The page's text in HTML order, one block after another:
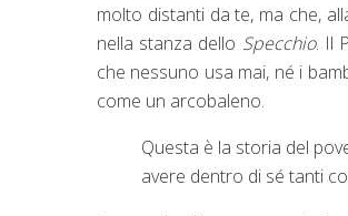
molto distanti da te, ma che,
nella stanza dello Specchio. Il
che nessuno usa mai, né i
come un arcobaleno.
Questa è la storia del
avere dentro di sé tanti